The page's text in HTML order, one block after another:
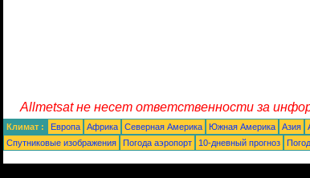
Allmetsat не несет ответственности за
Климат : Европа Африка Северная Америка Южная Америка Азия
Спутниковые изображения
Погода аэропорт 10-дневный прогноз